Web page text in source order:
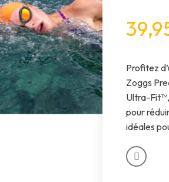
Profitez
Zoggs
Ultra-Fit™,
pour
idéales